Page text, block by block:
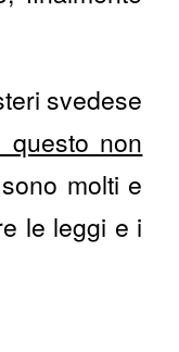
svedese
questo non
molti e
le leggi e i